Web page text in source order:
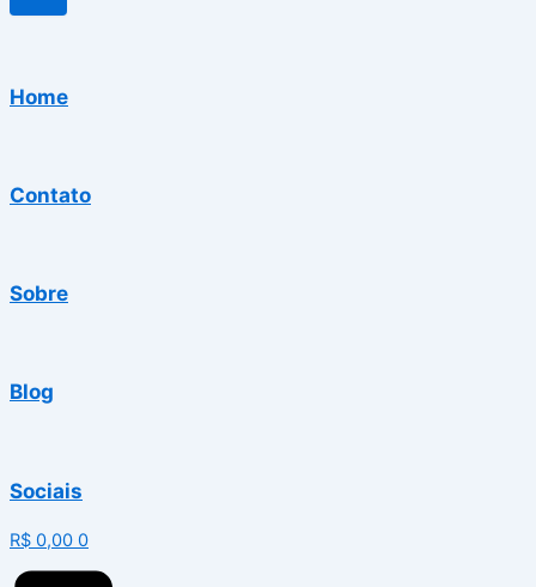
Home
Contato
Sobre
Blog
Sociais
R$ 0,00 0